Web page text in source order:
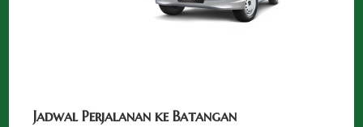
Jadwal Perjalanan ke Batangan